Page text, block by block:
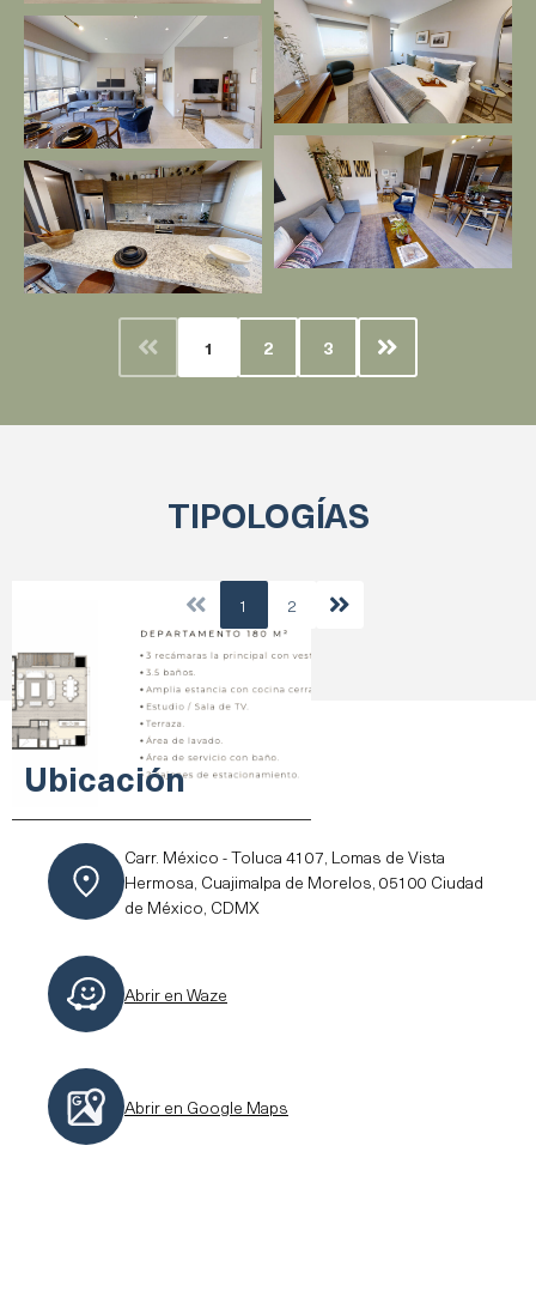
1 2 3
TIPOLOGÍAS
1 2
Ubicación
Carr. México - Toluca 4107, Lomas de Vista
Hermosa, Cuajimalpa de Morelos, 05100 Ciudad
de México, CDMX
Abrir en Waze
Abrir en Google Maps